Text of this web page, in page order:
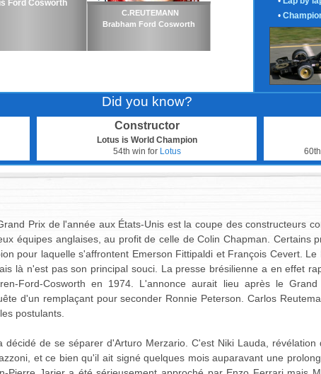
Ford Cosworth
C.REUTEMANN
Brabham Ford Cosworth
•
Did you know?
Constructor
Lotus is World Champion
54th win for Lotus
Prix de l'année aux États-Unis est la coupe des constructeurs
équipes anglaises, au profit de celle de Colin Chapman. Certains
pour laquelle s'affrontent Emerson Fittipaldi et François Cevert.
là n'est pas son principal souci. La presse brésilienne a en effet
Ford-Cosworth en 1974. L'annonce aurait lieu après le
d'un remplaçant pour seconder Ronnie Peterson. Carlos
postulants.
décidé de se séparer d'Arturo Merzario. C'est Niki Lauda,
et ce bien qu'il ait signé quelques mois auparavant une